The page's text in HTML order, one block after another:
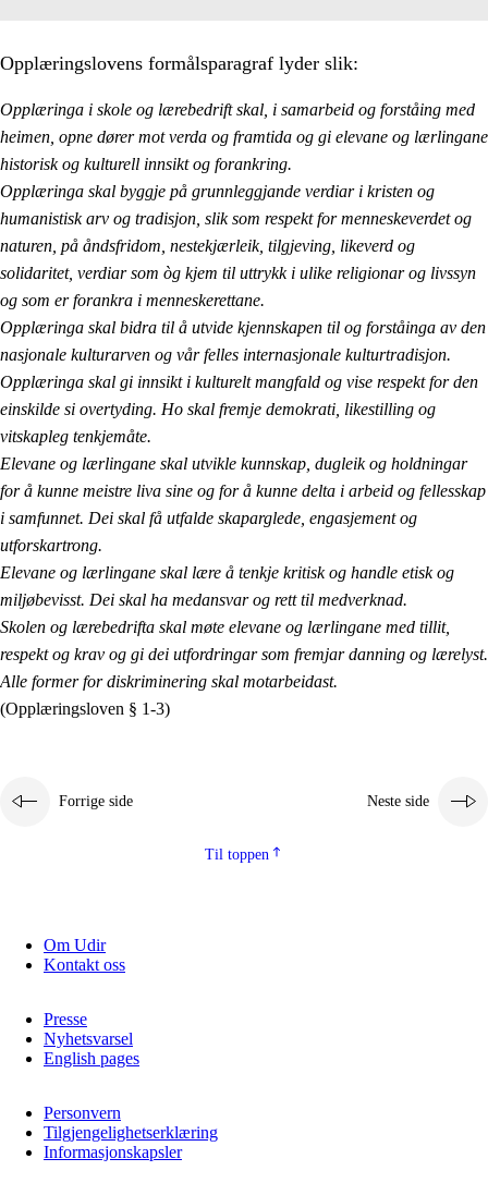
Opplæringslovens formålsparagraf lyder slik:
Opplæringa i skole og lærebedrift skal, i samarbeid og forståing med
heimen, opne dører mot verda og framtida og gi elevane og lærlingane
historisk og kulturell innsikt og forankring.
Opplæringa skal byggje på grunnleggjande verdiar i kristen og
humanistisk arv og tradisjon, slik som respekt for menneskeverdet og
naturen, på åndsfridom, nestekjærleik, tilgjeving, likeverd og
solidaritet, verdiar som òg kjem til uttrykk i ulike religionar og livssyn
og som er forankra i menneskerettane.
Opplæringa skal bidra til å utvide kjennskapen til og forståinga av den
nasjonale kulturarven og vår felles internasjonale kulturtradisjon.
Opplæringa skal gi innsikt i kulturelt mangfald og vise respekt for den
einskilde si overtyding. Ho skal fremje demokrati, likestilling og
vitskapleg tenkjemåte.
Elevane og lærlingane skal utvikle kunnskap, dugleik og holdningar
for å kunne meistre liva sine og for å kunne delta i arbeid og fellesskap
i samfunnet. Dei skal få utfalde skaparglede, engasjement og
utforskartrong.
Elevane og lærlingane skal lære å tenkje kritisk og handle etisk og
miljøbevisst. Dei skal ha medansvar og rett til medverknad.
Skolen og lærebedrifta skal møte elevane og lærlingane med tillit,
respekt og krav og gi dei utfordringar som fremjar danning og lærelyst.
Alle former for diskriminering skal motarbeidast.
(Opplæringsloven § 1-3)
Forrige side Neste side
Til toppen
Om Udir
Kontakt oss
Presse
Nyhetsvarsel
English pages
Personvern
Tilgjengelighetserklæring
Informasjonskapsler